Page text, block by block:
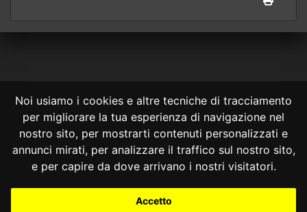
Noi usiamo i cookies e altre tecniche di tracciamento
per migliorare la tua esperienza di navigazione nel
nostro sito, per mostrarti contenuti personalizzati e
annunci mirati, per analizzare il traffico sul nostro sito,
e per capire da dove arrivano i nostri visitatori.
Accetto
CONSULTA ONLINE DAL 1995 -NOTE LEGALI
Consulta OnLine non ha prodotto e non è responsabile per i contenuti e
le informazioni legali di siti collegati.
costituisce una relazione di consulenza legale.
Nessuno deve confidare o agire in base alle informazioni disponibili in